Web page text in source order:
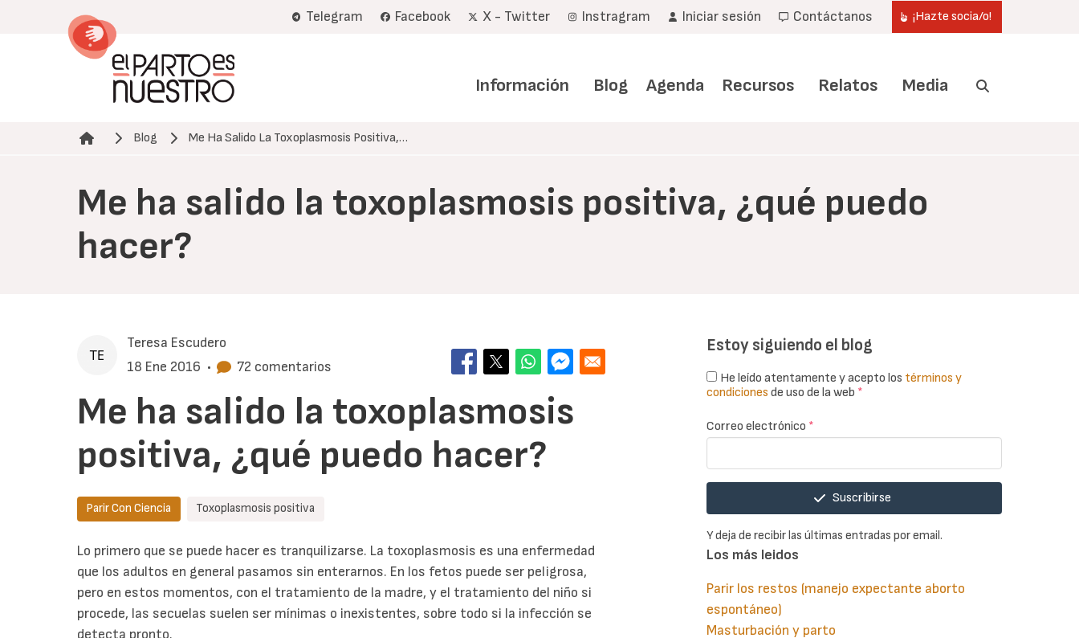
Telegram Facebook X - Twitter Instragram Iniciar sesión Contáctanos ¡Hazte socia/o!
Información Blog Agenda Recursos Relatos Media
Ruta de navegación
Blog Me Ha Salido La Toxoplasmosis Positiva,…
Me ha salido la toxoplasmosis positiva, ¿qué puedo
hacer?
Teresa Escudero
18 Ene 2016 • 72 comentarios
Me ha salido la toxoplasmosis
positiva, ¿qué puedo hacer?
Parir Con Ciencia Toxoplasmosis positiva
Lo primero que se puede hacer es tranquilizarse. La toxoplasmosis es una enfermedad
que los adultos en general pasamos sin enterarnos. En los fetos puede ser peligrosa,
pero en estos momentos, con el tratamiento de la madre, y el tratamiento del niño si
procede, las secuelas suelen ser mínimas o inexistentes, sobre todo si la infección se
detecta pronto.
Estoy siguiendo el blog
He leído atentamente y acepto los términos y
condiciones de uso de la web *
Correo electrónico *
Suscribirse
Y deja de recibir las últimas entradas por email.
Los más leidos
Parir los restos (manejo expectante aborto
espontáneo)
Masturbación y parto